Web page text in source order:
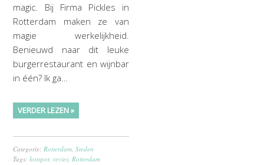
magic. Bij Firma Pickles in
Rotterdam maken ze van
magie werkelijkheid.
Benieuwd naar dit leuke
burgerrestaurant en wijnbar
in één? Ik ga…
VERDER LEZEN »
Categorie: Rotterdam ,Steden
Tags:hotspot revies Rotterdam